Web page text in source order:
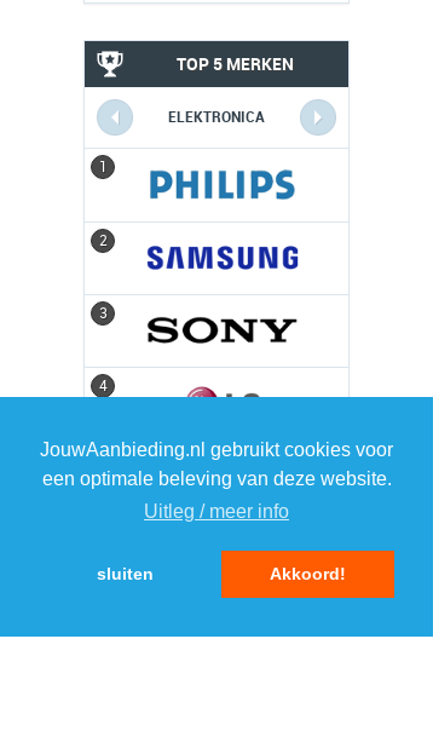
JouwAanbieding.nl gebruikt cookies voor
een optimale beleving van deze website.
Uitleg / meer info
sluiten Akkoord!
TOP 5 MERKEN
ELEKTRONICA
1
2
3
4
5 5